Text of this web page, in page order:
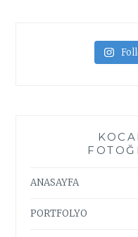
ANASAYFA
PORTFOLYO